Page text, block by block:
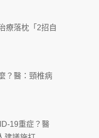
例：致死
程與智慧
好禮一手
療落枕「2招自
？醫：頸椎病
19重症？醫